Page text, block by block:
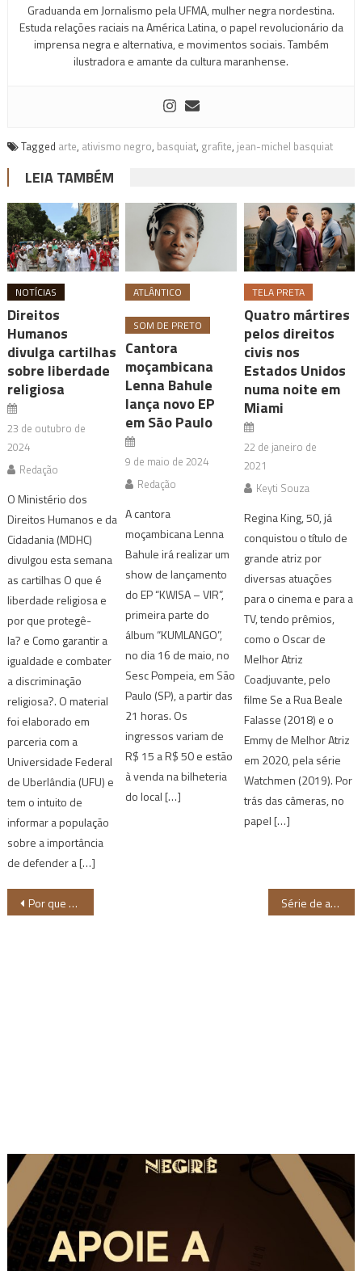
Graduanda em Jornalismo pela UFMA, mulher negra nordestina.
Estuda relações raciais na América Latina, o papel revolucionário da
imprensa negra e alternativa, e movimentos sociais. Também
ilustradora e amante da cultura maranhense.
Tagged arte, ativismo negro, basquiat, grafite, jean-michel basquiat
LEIA TAMBÉM
NOTÍCIAS
Direitos
Humanos
divulga cartilhas
sobre liberdade
religiosa
23 de outubro de
2024
Redação
O Ministério dos
Direitos Humanos e da
Cidadania (MDHC)
divulgou esta semana
as cartilhas O que é
liberdade religiosa e
por que protegê-
la? e Como garantir a
igualdade e combater
a discriminação
religiosa?. O material
foi elaborado em
parceria com a
Universidade Federal
de Uberlândia (UFU) e
tem o intuito de
informar a população
sobre a importância
de defender a […]
ATLÂNTICO
SOM DE PRETO
Cantora
moçambicana
Lenna Bahule
lança novo EP
em São Paulo
9 de maio de 2024
Redação
A cantora
moçambicana Lenna
Bahule irá realizar um
show de lançamento
do EP “KWISA – VIR”,
primeira parte do
álbum “KUMLANGO”,
no dia 16 de maio, no
Sesc Pompeia, em São
Paulo (SP), a partir das
21 horas. Os
ingressos variam de
R$ 15 a R$ 50 e estão
à venda na bilheteria
do local […]
TELA PRETA
Quatro mártires
pelos direitos
civis nos
Estados Unidos
numa noite em
Miami
22 de janeiro de
2021
Keyti Souza
Regina King, 50, já
conquistou o título de
grande atriz por
diversas atuações
para o cinema e para a
TV, tendo prêmios,
como o Oscar de
Melhor Atriz
Coadjuvante, pelo
filme Se a Rua Beale
Falasse (2018) e o
Emmy de Melhor Atriz
em 2020, pela série
Watchmen (2019). Por
trás das câmeras, no
papel […]
Navegação
Por que bebês negros cuidados por médicos negros vivem mais nos EUA? Série de animação Miraculous terá especial com heroína negra brasileira